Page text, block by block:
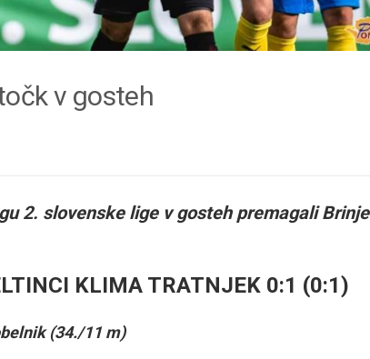
v gosteh
2. slovenske lige v gosteh premagali Brinje
KLIMA TRATNJEK 0:1 (0:1)
(34./11 m)